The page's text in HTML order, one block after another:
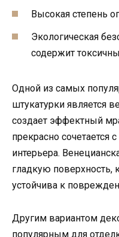
Высокая степень
Экологическая
содержит
Одной из самых
штукатурки является
создает эффектный
прекрасно
интерьера.
гладкую поверхность,
устойчива к
Другим вариантом
популярным для